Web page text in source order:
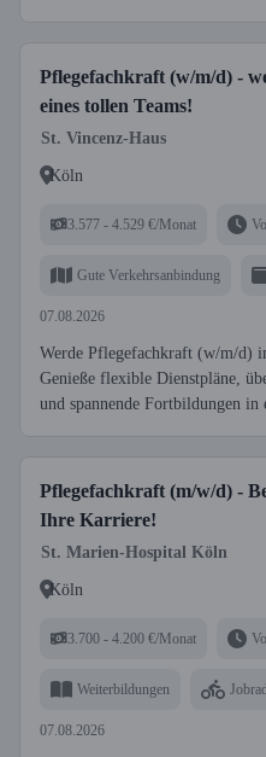
Pflegefachkraft (w/m/d) -
eines tollen Teams!
St. Vincenz-Haus
Köln
3.577 - 4.529 €/Monat
Gute Verkehrsanbindung
07.08.2026
Werde Pflegefachkraft (w/m/d)
Genieße flexible Dienstpläne,
und spannende Fortbildungen
Pflegefachkraft (m/w/d) -
Ihre Karriere!
St. Marien-Hospital Köln
Köln
3.700 - 4.200 €/Monat
Weiterbildungen Jobrad
07.08.2026